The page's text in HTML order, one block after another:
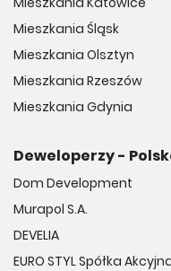
Mieszkania Śląsk
Mieszkania Olsztyn
Mieszkania Rzeszów
Mieszkania Gdynia
Deweloperzy -
Dom Development
Murapol S.A.
DEVELIA
EURO STYL Spółka